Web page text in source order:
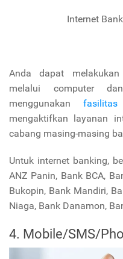
Internet
Anda dapat
melalui computer
menggunakan
mengaktifkan layanan
cabang masing-masing
Untuk internet banking,
ANZ Panin, Bank BCA,
Bukopin, Bank Mandiri,
Niaga, Bank Danamon,
4. Mobile/SMS/